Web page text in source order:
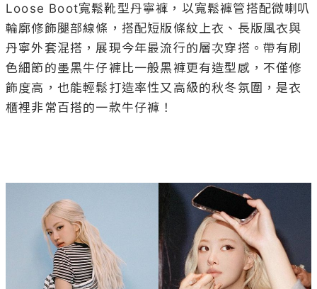
Loose Boot寬鬆靴型丹寧褲，以寬鬆褲管搭配微喇叭
輪廓修飾腿部線條，搭配短版條紋上衣、長版風衣與
丹寧外套混搭，展現今年最流行的層次穿搭。帶有刷
色細節的墨黑牛仔褲比一般黑褲更有造型感，不僅修
飾度高，也能輕鬆打造率性又高級的秋冬氛圍，是衣
櫃裡非常百搭的一款牛仔褲！